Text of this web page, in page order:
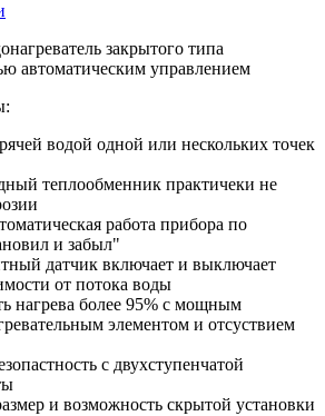
закрытого типа
автоматическим управлением
водой одной или нескольких точек
теплообменник практичеки не
работа прибора по
и забыл"
датчик включает и выключает
от потока воды
нагрева более 95% с мощным
элементом и отсуствием
с двухступенчатой
и возможность скрытой установки